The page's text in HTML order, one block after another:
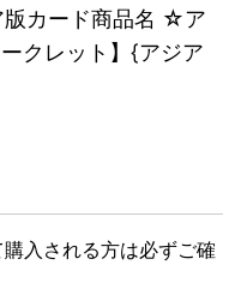
版カード商品名 ☆ア
クレット】{アジア
入される方は必ずご確